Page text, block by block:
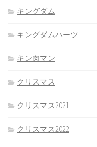
キングダム
キングダムハーツ
キン肉マン
クリスマス
クリスマス2021
クリスマス2022